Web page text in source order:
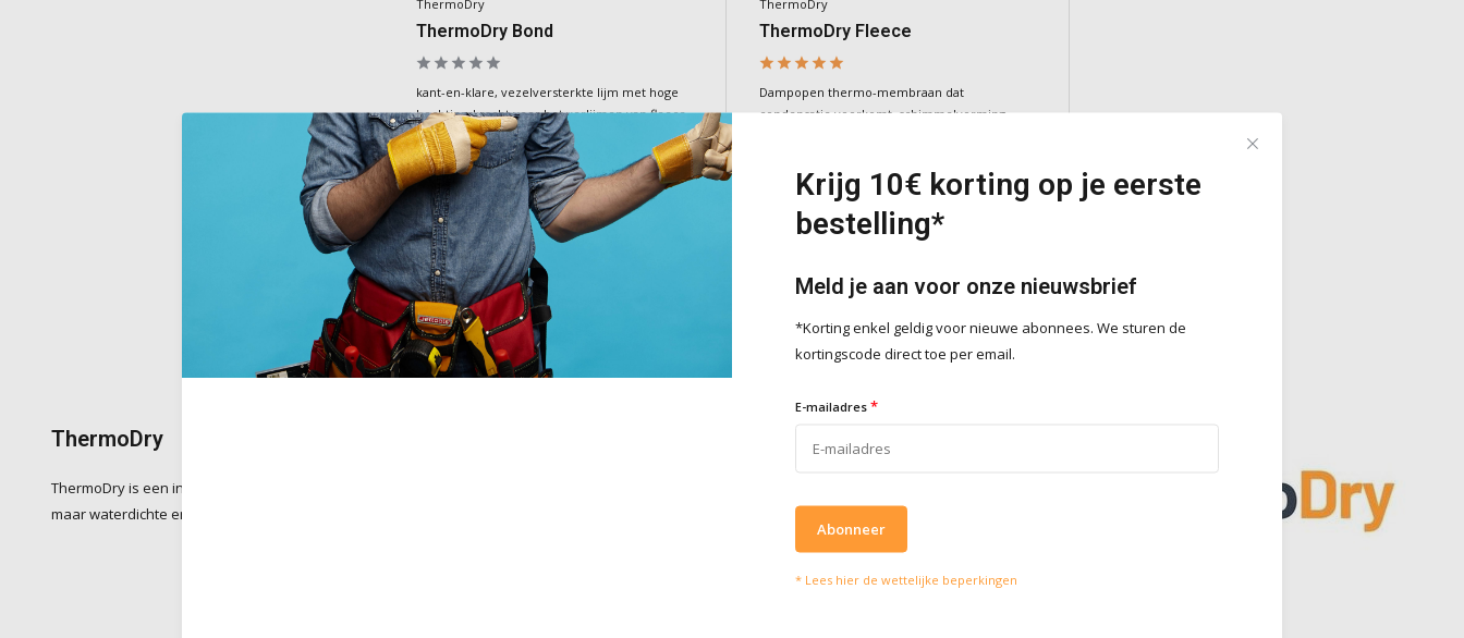
ThermoDry
ThermoDry Bond
kant-en-klare, vezelversterkte lijm met hoge
hechtingskracht voor het verlijmen van fleece-
en membraansystemen op binnenmuren
Deliverytime
€48,00
Incl. BTW
ThermoDry
ThermoDry Fleece
Dampopen thermo-membraan dat
condensatie voorkomt, schimmelvorming
Deliverytime
€288,00
ThermoDry
ThermoDry is een innovatief systeem voor het beheersen van vocht, condensatie en schimmel op binnenmuren. Dankzij de dampopen,
maar waterdichte en thermisch actieve opbouw draagt het bij aan een gezonder en comfortabeler binnenklimaat.
Krijg 10€ korting op je eerste
bestelling*
Meld je aan voor onze nieuwsbrief
*Korting enkel geldig voor nieuwe abonnees. We sturen de
kortingscode direct toe per email.
E-mailadres *
Abonneer
* Lees hier de wettelijke beperkingen